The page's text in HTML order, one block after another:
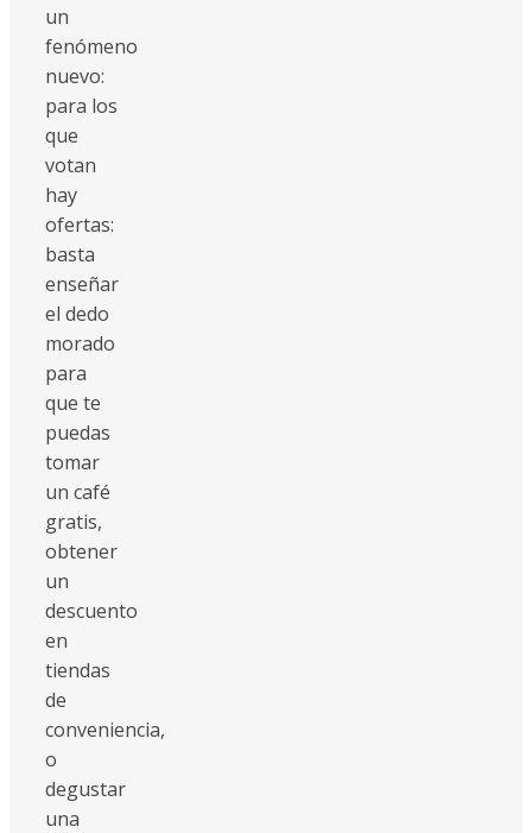
un
fenómeno
nuevo:
para los
que
votan
hay
ofertas:
basta
enseñar
el dedo
morado
para
que te
puedas
tomar
un café
gratis,
obtener
un
descuento
en
tiendas
de
conveniencia,
o
degustar
una